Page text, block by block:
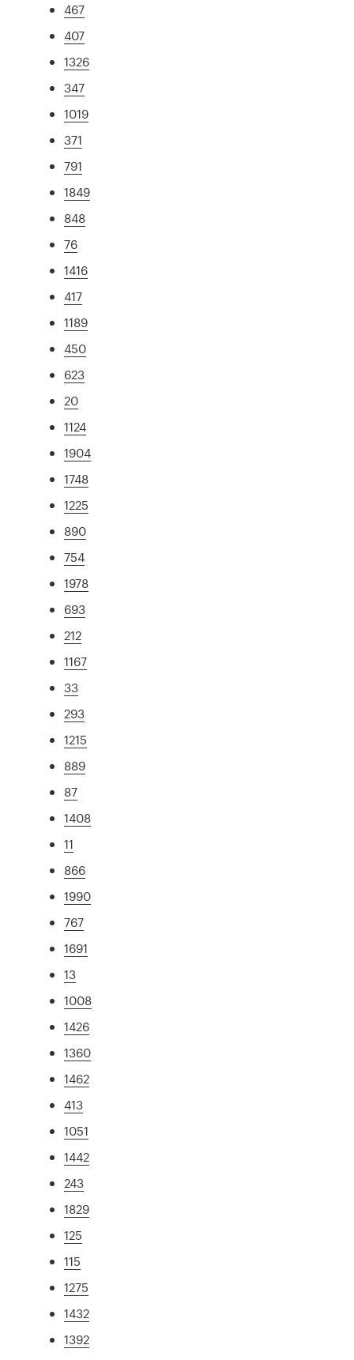
467
407
1326
347
1019
371
791
1849
848
76
1416
417
1189
450
623
20
1124
1904
1748
1225
890
754
1978
693
212
1167
33
293
1215
889
87
1408
11
866
1990
767
1691
13
1008
1426
1360
1462
413
1051
1442
243
1829
125
115
1275
1432
1392